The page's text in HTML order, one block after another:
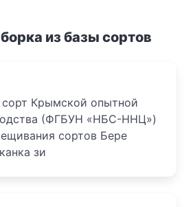
из базы сортов
Крымской опытной
(ФГБУН «НБС-ННЦ»)
сортов Бере
зи